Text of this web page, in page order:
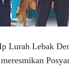
Lurah Lebak